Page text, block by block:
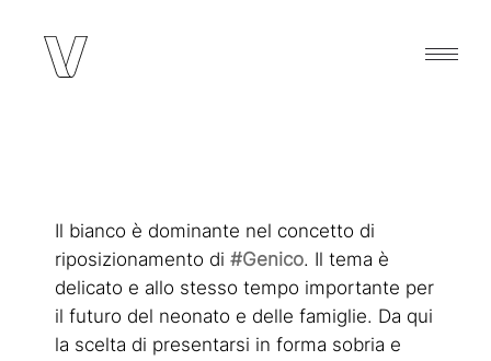
Il bianco è dominante nel concetto di
riposizionamento di #Genico. Il tema è
delicato e allo stesso tempo importante per
il futuro del neonato e delle famiglie. Da qui
la scelta di presentarsi in forma sobria e